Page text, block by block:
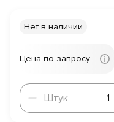
Нет в наличии
Цена по запросу
Штук
Штук